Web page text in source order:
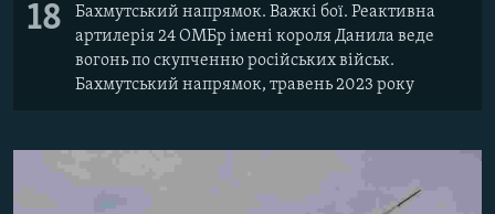
18
Бахмутський напрямок. Важкі бої. Реактивна
артилерія 24 ОМБр імені короля Данила веде
вогонь по скупченню російських військ.
Бахмутський напрямок, травень 2023 року